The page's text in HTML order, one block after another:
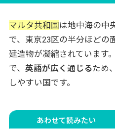
4日目：ゴゾ島日
5日目：コミノ島
グ
マルタの巨石神殿群
マルタ共和国は地中海の中
で、東京23区の半分ほどの
建造物が凝縮されています
で、 英語が広く通じるため
しやすい国です。
あわせて読みたい